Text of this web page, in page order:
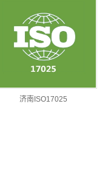
ISO45001/OHSAS18000
认证
济南GOST-R认证
济南CE认证
济南十环认证
济南ISO17025